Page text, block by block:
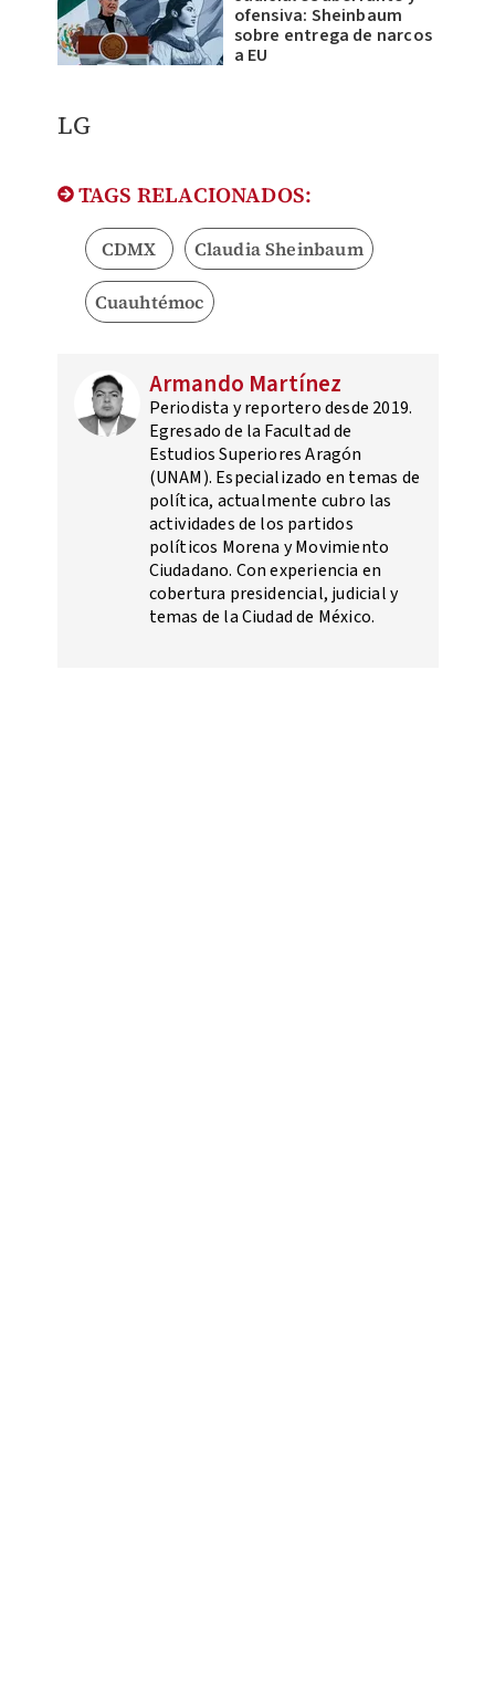
ofensiva: Sheinbaum
sobre entrega de narcos
a EU
LG
TAGS RELACIONADOS:
CDMX Claudia Sheinbaum
Cuauhtémoc
Armando Martínez
Periodista y reportero desde 2019.
Egresado de la Facultad de
Estudios Superiores Aragón
(UNAM). Especializado en temas de
política, actualmente cubro las
actividades de los partidos
políticos Morena y Movimiento
Ciudadano. Con experiencia en
cobertura presidencial, judicial y
temas de la Ciudad de México.